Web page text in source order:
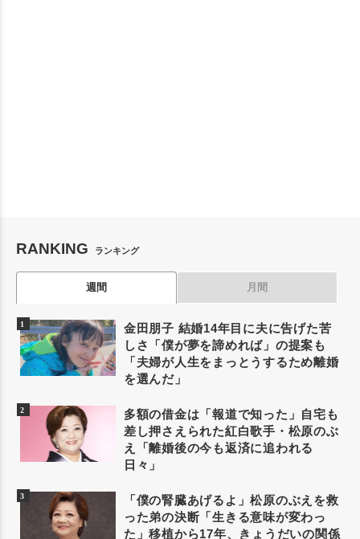
RANKING ランキング
週間 月間
金田朋子 結婚14年目に夫に告げた苦
しさ「僕が夢を諦めれば」の提案も
「夫婦が人生をまっとうするため離婚
を選んだ」
多額の借金は「報道で知った」自宅も
差し押さえられた紅白歌手・松原のぶ
え「離婚後の今も返済に追われる
日々」
「僕の腎臓あげるよ」松原のぶえを救
った弟の決断「生きる意味が変わっ
た」移植から17年、きょうだいの関係